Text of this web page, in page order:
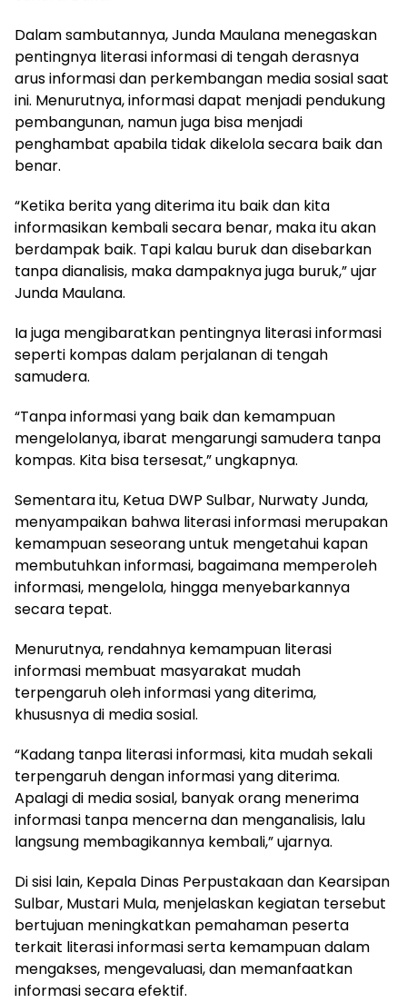
Dalam sambutannya, Junda Maulana menegaskan
pentingnya literasi informasi di tengah derasnya
arus informasi dan perkembangan media sosial saat
ini. Menurutnya, informasi dapat menjadi pendukung
pembangunan, namun juga bisa menjadi
penghambat apabila tidak dikelola secara baik dan
benar.
“Ketika berita yang diterima itu baik dan kita
informasikan kembali secara benar, maka itu akan
berdampak baik. Tapi kalau buruk dan disebarkan
tanpa dianalisis, maka dampaknya juga buruk,” ujar
Junda Maulana.
Ia juga mengibaratkan pentingnya literasi informasi
seperti kompas dalam perjalanan di tengah
samudera.
“Tanpa informasi yang baik dan kemampuan
mengelolanya, ibarat mengarungi samudera tanpa
kompas. Kita bisa tersesat,” ungkapnya.
Sementara itu, Ketua DWP Sulbar, Nurwaty Junda,
menyampaikan bahwa literasi informasi merupakan
kemampuan seseorang untuk mengetahui kapan
membutuhkan informasi, bagaimana memperoleh
informasi, mengelola, hingga menyebarkannya
secara tepat.
Menurutnya, rendahnya kemampuan literasi
informasi membuat masyarakat mudah
terpengaruh oleh informasi yang diterima,
khususnya di media sosial.
“Kadang tanpa literasi informasi, kita mudah sekali
terpengaruh dengan informasi yang diterima.
Apalagi di media sosial, banyak orang menerima
informasi tanpa mencerna dan menganalisis, lalu
langsung membagikannya kembali,” ujarnya.
Di sisi lain, Kepala Dinas Perpustakaan dan Kearsipan
Sulbar, Mustari Mula, menjelaskan kegiatan tersebut
bertujuan meningkatkan pemahaman peserta
terkait literasi informasi serta kemampuan dalam
mengakses, mengevaluasi, dan memanfaatkan
informasi secara efektif.